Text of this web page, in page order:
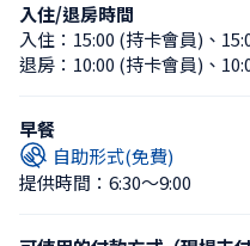
入住/退房時間
入住： 15:00 (持卡會員) 、
退房： 10:00 (持卡會員) 、
早餐
自助形式(免費)
提供時間：6:30〜9:00